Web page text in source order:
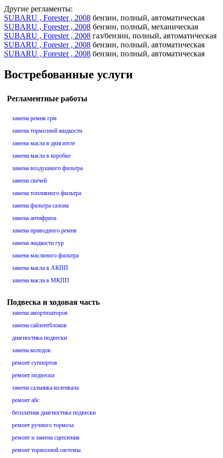
Другие регламенты:
SUBARU , Forester , 2008 бензин, полный, автоматическая
SUBARU , Forester , 2008 бензин, полный, механическая
SUBARU , Forester , 2008 газ/бензин, полный, автоматическая
SUBARU , Forester , 2008 бензин, полный, автоматическая
SUBARU , Forester , 2008 бензин, полный, автоматическая
Востребованные услуги
Регламентные работы
замена ремня грм
замена тормозной жидкости
замена масла в двигателе
замена масла в коробке
замена воздушного фильтра
замена свечей
замена топливного фильтра
замена фильтра салона
замена антифриза
замена приводного ремня
замена жидкости гур
замена масляного фильтра
замена масла в АКПП
замена масла в МКПП
Подвеска и ходовая часть
замена амортизаторов
замена сайлентблоков
диагностика подвески
замена колодок
ремонт суппортов
ремонт подвески
замена сальника коленвала
ремонт абс
бесплатная диагностика подвески
ремонт ручного тормоза
ремонт и замена сцепления
ремонт тормозной системы